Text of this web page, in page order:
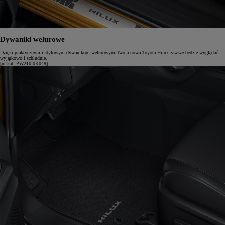
Dywaniki welurowe
Dzięki praktycznym i stylowym dywanikom welurowym Twoja nowa Toyota Hilux zawsze będzie wyglądać
wyjątkowo i schludnie.
[nr kat. PW210-0K048]